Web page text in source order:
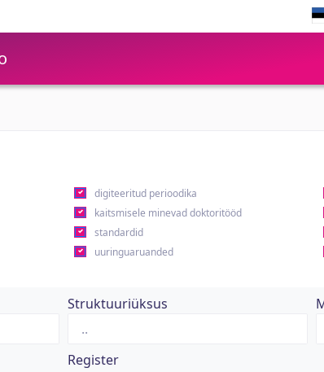
digiteeritud perioodika
kaitsmisele minevad doktoritööd
standardid
uuringuaruanded
Struktuuriüksus
Register